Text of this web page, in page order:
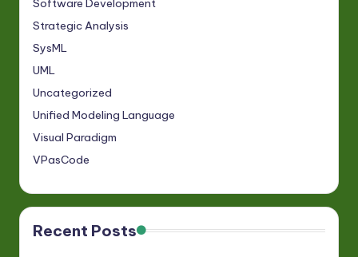
Software Development
Strategic Analysis
SysML
UML
Uncategorized
Unified Modeling Language
Visual Paradigm
VPasCode
Recent Posts